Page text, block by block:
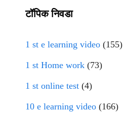
टॉपिक निवडा
1 st e learning video (155)
1 st Home work (73)
1 st online test (4)
10 e learning video (166)